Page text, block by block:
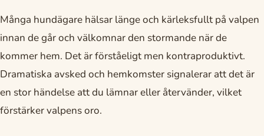
Många hundägare hälsar länge och kärleksfullt på valpen
innan de går och välkomnar den stormande när de
kommer hem. Det är förståeligt men kontraproduktivt.
Dramatiska avsked och hemkomster signalerar att det är
en stor händelse att du lämnar eller återvänder, vilket
förstärker valpens oro.